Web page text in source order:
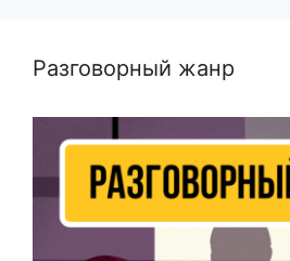
Разговорный жанр